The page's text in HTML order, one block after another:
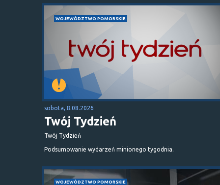
WOJEWÓDZTWO POMORSKIE
sobota, 8.08.2026
Twój Tydzień
Twój Tydzień
Podsumowanie wydarzeń minionego tygodnia.
WOJEWÓDZTWO POMORSKIE